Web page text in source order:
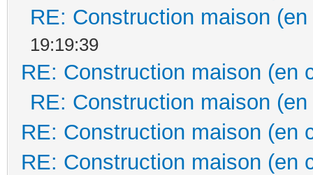
RE: Construction maison
19:19:39
RE: Construction maison (en
RE: Construction maison
RE: Construction maison (en
RE: Construction maison (en